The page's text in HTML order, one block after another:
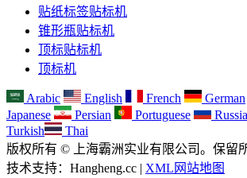
贴纸标签贴标机
锥形瓶贴标机
顶标贴标机
顶标机
Arabic English French German
Japanese
Persian Portuguese
Turkish
Thai
版权所有 © 上海霸洲实业有限公司。保留
技术支持：Hangheng.cc | XML网站地图